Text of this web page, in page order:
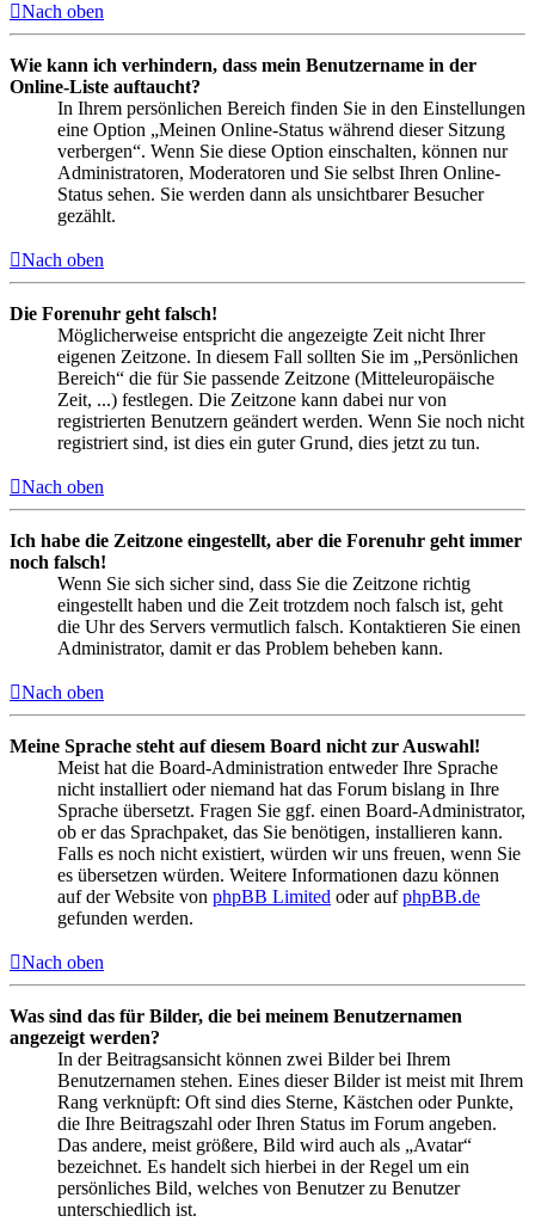
Nach oben
Wie kann ich verhindern, dass mein Benutzername in der
Online-Liste auftaucht?
In Ihrem persönlichen Bereich finden Sie in den Einstellungen
eine Option „Meinen Online-Status während dieser Sitzung
verbergen“. Wenn Sie diese Option einschalten, können nur
Administratoren, Moderatoren und Sie selbst Ihren Online-
Status sehen. Sie werden dann als unsichtbarer Besucher
gezählt.
Nach oben
Die Forenuhr geht falsch!
Möglicherweise entspricht die angezeigte Zeit nicht Ihrer
eigenen Zeitzone. In diesem Fall sollten Sie im „Persönlichen
Bereich“ die für Sie passende Zeitzone (Mitteleuropäische
Zeit, ...) festlegen. Die Zeitzone kann dabei nur von
registrierten Benutzern geändert werden. Wenn Sie noch nicht
registriert sind, ist dies ein guter Grund, dies jetzt zu tun.
Nach oben
Ich habe die Zeitzone eingestellt, aber die Forenuhr geht immer
noch falsch!
Wenn Sie sich sicher sind, dass Sie die Zeitzone richtig
eingestellt haben und die Zeit trotzdem noch falsch ist, geht
die Uhr des Servers vermutlich falsch. Kontaktieren Sie einen
Administrator, damit er das Problem beheben kann.
Nach oben
Meine Sprache steht auf diesem Board nicht zur Auswahl!
Meist hat die Board-Administration entweder Ihre Sprache
nicht installiert oder niemand hat das Forum bislang in Ihre
Sprache übersetzt. Fragen Sie ggf. einen Board-Administrator,
ob er das Sprachpaket, das Sie benötigen, installieren kann.
Falls es noch nicht existiert, würden wir uns freuen, wenn Sie
es übersetzen würden. Weitere Informationen dazu können
auf der Website von phpBB Limited oder aufphpBB.de
gefunden werden.
Nach oben
Was sind das für Bilder, die bei meinem Benutzernamen
angezeigt werden?
In der Beitragsansicht können zwei Bilder bei Ihrem
Benutzernamen stehen. Eines dieser Bilder ist meist mit Ihrem
Rang verknüpft: Oft sind dies Sterne, Kästchen oder Punkte,
die Ihre Beitragszahl oder Ihren Status im Forum angeben.
Das andere, meist größere, Bild wird auch als „Avatar“
bezeichnet. Es handelt sich hierbei in der Regel um ein
persönliches Bild, welches von Benutzer zu Benutzer
unterschiedlich ist.